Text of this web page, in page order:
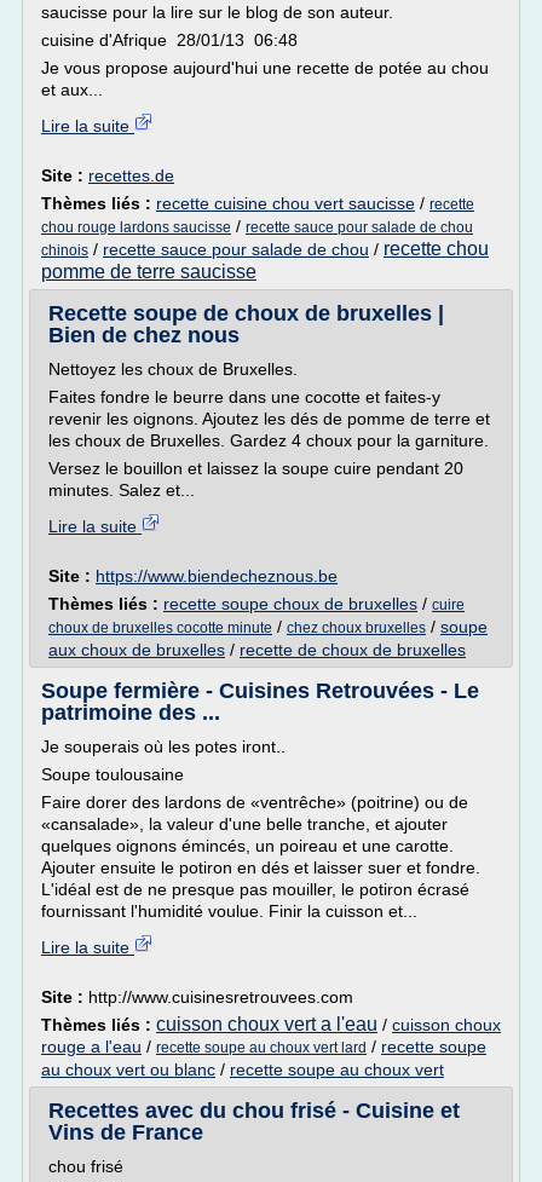
saucisse pour la lire sur le blog de son auteur.
cuisine d'Afrique 28/01/13 06:48
Je vous propose aujourd'hui une recette de potée au chou
et aux...
Lire la suite
Site : recettes.de
Thèmes liés : recette cuisine chou vert saucisse / recette
chou rouge lardons saucisse / recette sauce pour salade de chou
chinois / recette sauce pour salade de chou / recette chou
pomme de terre saucisse
Recette soupe de choux de bruxelles |
Bien de chez nous
Nettoyez les choux de Bruxelles.
Faites fondre le beurre dans une cocotte et faites-y
revenir les oignons. Ajoutez les dés de pomme de terre et
les choux de Bruxelles. Gardez 4 choux pour la garniture.
Versez le bouillon et laissez la soupe cuire pendant 20
minutes. Salez et...
Lire la suite
Site : https://www.biendecheznous.be
Thèmes liés : recette soupe choux de bruxelles / cuire
choux de bruxelles cocotte minute / chez choux bruxelles / soupe
aux choux de bruxelles / recette de choux de bruxelles
Soupe fermière - Cuisines Retrouvées - Le
patrimoine des ...
Je souperais où les potes iront..
Soupe toulousaine
Faire dorer des lardons de «ventrêche» (poitrine) ou de
«cansalade», la valeur d'une belle tranche, et ajouter
quelques oignons émincés, un poireau et une carotte.
Ajouter ensuite le potiron en dés et laisser suer et fondre.
L'idéal est de ne presque pas mouiller, le potiron écrasé
fournissant l'humidité voulue. Finir la cuisson et...
Lire la suite
Site : http://www.cuisinesretrouvees.com
Thèmes liés : cuisson choux vert a l'eau / cuisson choux
rouge a l'eau / recette soupe au choux vert lard / recette soupe
au choux vert ou blanc / recette soupe au choux vert
Recettes avec du chou frisé - Cuisine et
Vins de France
chou frisé